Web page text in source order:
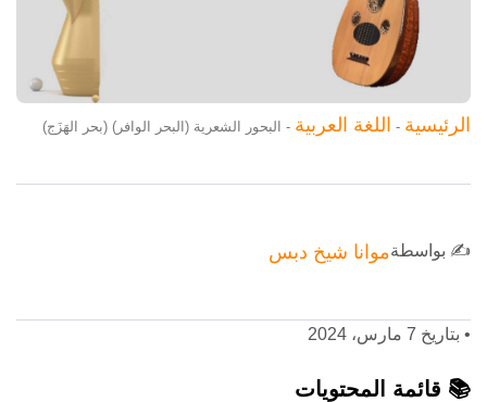
الرئيسية - اللغة العربية - البحور الشعرية (البحر الوافر) (بحر الهَزَج)
✍️ بواسطةموانا شيخ دبس
• بتاريخ 7 مارس، 2024
📚 قائمة المحتويات